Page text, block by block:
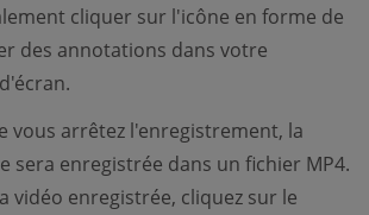
cliquer sur l'icône en forme de
des annotations dans votre
vous arrêtez l'enregistrement, la
sera enregistrée dans un fichier MP4.
vidéo enregistrée, cliquez sur le